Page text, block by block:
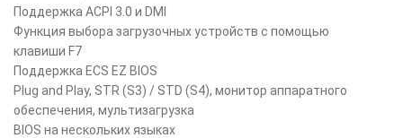
Поддержка ACPI 3.0 и DMI
Функция выбора загрузочных устройств с помощью
клавиши F7
Поддержка ECS EZ BIOS
Plug and Play, STR (S3) / STD (S4), монитор аппаратного
обеспечения, мультизагрузка
BIOS на нескольких языках